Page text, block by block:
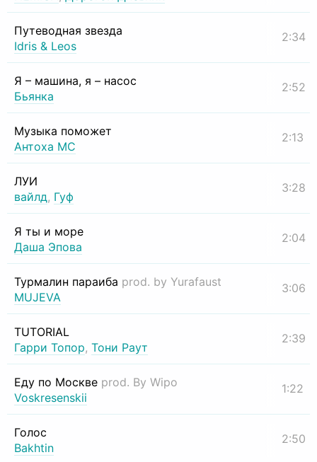
Путеводная звезда
Idris & Leos
2:34
Я – машина, я – насос
Бьянка
2:52
Музыка поможет
Антоха МС
2:13
ЛУИ
вайлд, Гуф
3:28
Я ты и море
Даша Эпова
2:04
Турмалин параиба prod. by Yurafaust
MUJEVA
3:06
TUTORIAL
Гарри Топор, Тони Раут
2:39
Еду по Москве prod. By Wipo
Voskresenskii
1:22
Голос
Bakhtin
2:50